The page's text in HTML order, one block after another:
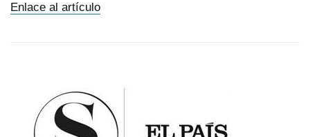
Enlace al artículo